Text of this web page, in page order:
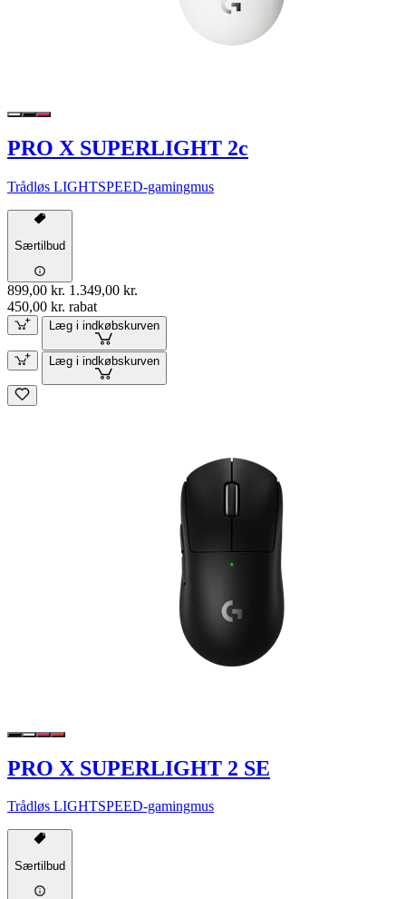
PRO X SUPERLIGHT 2c
Trådløs LIGHTSPEED-gamingmus
Særtilbud
899,00 kr. 1.349,00 kr.
450,00 kr. rabat
Læg i indkøbskurven
Læg i indkøbskurven
PRO X SUPERLIGHT 2 SE
Trådløs LIGHTSPEED-gamingmus
Særtilbud